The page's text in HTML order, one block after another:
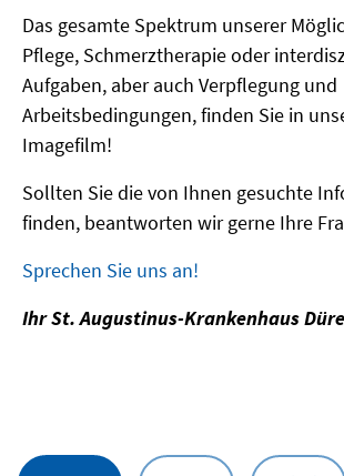
Das gesamte Spektrum unserer
Pflege, Schmerztherapie oder
Aufgaben, aber auch Verpflegung und
Arbeitsbedingungen, finden Sie in
Imagefilm!
Sollten Sie die von Ihnen gesuchte
finden, beantworten wir gerne Ihre
Sprechen Sie uns an!
Ihr St. Augustinus-Krankenhaus